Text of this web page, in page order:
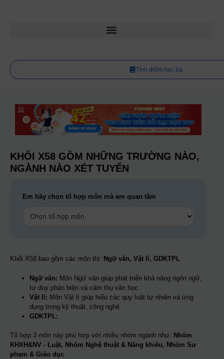
Tính điểm học bạ
KHỐI X58 GỒM NHỮNG TRƯỜNG NÀO,
NGÀNH NÀO XÉT TUYỂN
Em hãy chọn tổ hợp môn mà em quan tâm
Khối X58 bao gồm các môn thi: Ngữ văn, Vật lí, GDKTPL
Ngữ văn: Môn Ngữ văn giúp phát triển khả năng ngôn ngữ,
tư duy phản biện và cảm thụ văn học.
Vật lí: Môn Vật lí giúp hiểu các quy luật tự nhiên và ứng
dụng trong kỹ thuật, công nghệ.
GDKTPL:
Tổ hợp 3 môn này phù hợp với nhiều nhóm ngành như: Nhóm
KHXH&NV - Luật, Nhóm Nghệ thuật & Năng khiếu, Nhóm Sư
phạm & Giáo dục.